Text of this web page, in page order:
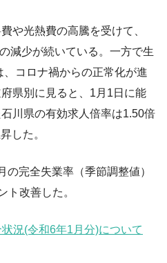
や光熱費の高騰を受けて、
減少が続いている。一方で生
コロナ禍からの正常化が進
県別に見ると、1月1日に能
川県の有効求人倍率は1.50倍
した。
の完全失業率（季節調整値）
ト改善した。
況(令和6年1月分)について